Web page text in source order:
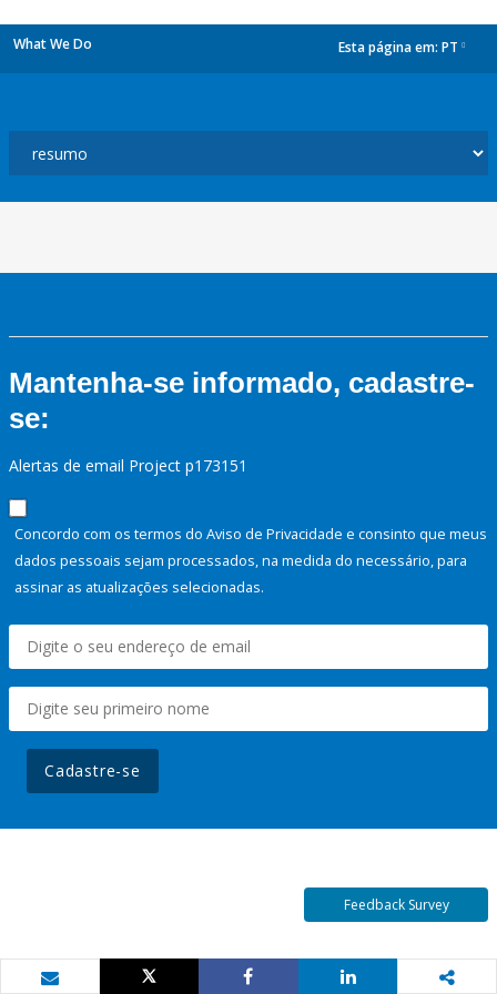
What We Do Esta página em: PT
Mantenha-se informado, cadastre-
se:
Alertas de email Project p173151
Concordo com os termos do Aviso de Privacidade e consinto que meus
dados pessoais sejam processados, na medida do necessário, para
assinar as atualizações selecionadas.
Cadastre-se
Feedback Survey